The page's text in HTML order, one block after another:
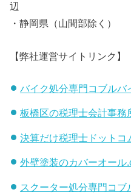
辺
・静岡県（山間部除く）
【弊社運営サイトリンク】
バイク処分専門コブルバ
板橋区の税理士会計事務
決算だけ税理士ドットコ
外壁塗装のカバーオール
スクーター処分専門コブ